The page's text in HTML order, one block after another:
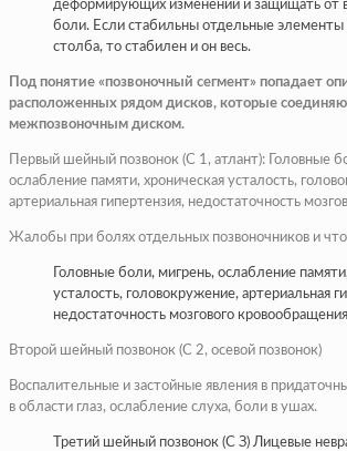
деформирующих изменений и защищать от
боли. Если стабильны отдельные элементы
столба, то стабилен и он весь.
Под понятие «позвоночный сегмент» попадает
расположенных рядом дисков, которые
межпозвоночным диском.
Первый шейный позвонок (С 1, атлант): Головные
ослабление памяти, хроническая усталость,
артериальная гипертензия, недостаточность
Жалобы при болях отдельных позвоночников и что
Головные боли, мигрень, ослабление
усталость, головокружение, артериальная
недостаточность мозгового
Второй шейный позвонок (С 2, осевой позвонок)
Воспалительные и застойные явления в
в области глаз, ослабление слуха, боли в ушах.
Третий шейный позвонок (С З) Лицевые